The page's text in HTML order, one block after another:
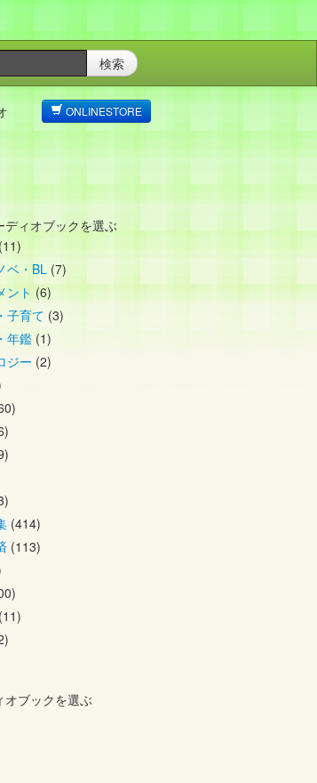
検索
ONLINESTORE
ディオブックを選ぶ
(11)
ベ・BL (7)
ント (6)
子育て (3)
年鑑 (1)
ジー (2)
(414)
(113)
(11)
オブックを選ぶ